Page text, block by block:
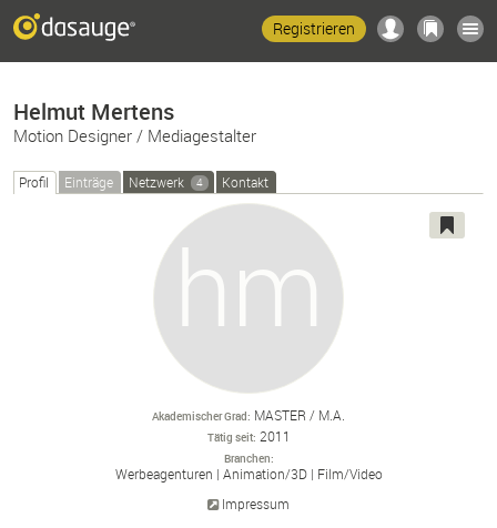
Registrieren
Helmut Mertens
Motion Designer / Mediagestalter
Profil Einträge Netzwerk 4 Kontakt
Akademischer Grad MASTER / M.A.
Tätig seit 2011
Branchen
Werbeagenturen Animation/3D Film/Video
Impressum